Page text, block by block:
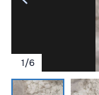
1/6